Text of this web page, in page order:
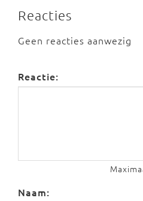
Reacties
Geen reacties aanwezig
Reactie:
Naam: